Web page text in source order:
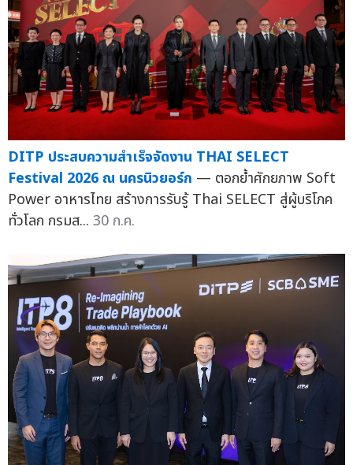
DITP ประสบความสำเร็จจัดงาน THAI SELECT
Festival 2026 ณ นครนิวยอร์ก — ตอกย้ำศักยภาพ Soft
Power อาหารไทย สร้างการรับรู้ Thai SELECT สู่ผู้บริโภค
ทั่วโลก กรมส... 30 ก.ค.